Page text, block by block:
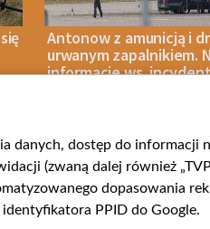
Antonow z amunicją i
urwanym zapalnikiem.
informacje ws.
06 SIERPNIA 2026 NASZE
danych, dostęp do informacji
(zwaną dalej również
dopasowania
PPID do Google.